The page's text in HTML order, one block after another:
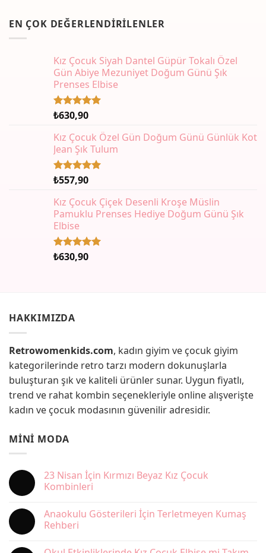
EN ÇOK DEĞERLENDIRILENLER
Kız Çocuk Siyah Dantel Güpür Tokalı Özel
Gün Abiye Mezuniyet Doğum Günü Şık
Prenses Elbise
5 üzerinden
aldı
₺630,90
Kız Çocuk Özel Gün Doğum Günü Günlük Kot
Jean Şık Tulum
5 üzerinden
aldı
₺557,90
Kız Çocuk Çiçek Desenli Kroşe Müslin
Pamuklu Prenses Hediye Doğum Günü Şık
Elbise
5 üzerinden
₺630,90
HAKKIMIZDA
Retrowomenkids.com, kadın giyim ve çocuk giyim
kategorilerinde retro tarzı modern dokunuşlarla
buluşturan şık ve kaliteli ürünler sunar. Uygun fiyatlı,
trend ve rahat kombin seçenekleriyle online alışverişte
kadın ve çocuk modasının güvenilir adresidir.
MINI MODA
23 Nisan İçin Kırmızı Beyaz Kız Çocuk
Kombinleri
23
Nisan
İçin
Anaokulu Gösterileri İçin Terletmeyen Kumaş
Rehberi